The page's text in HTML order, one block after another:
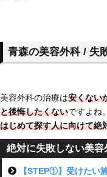
青森の美容外科 / 失
美容外科の治療は安くない
と後悔したくないですよね
はじめて探す人に向けて絶
絶対に失敗しない美容
【STEP①】受けたい